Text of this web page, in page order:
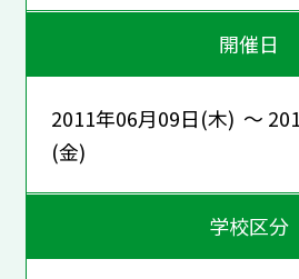
開催日
2011年06月09日(木) ～
(金)
学校区分